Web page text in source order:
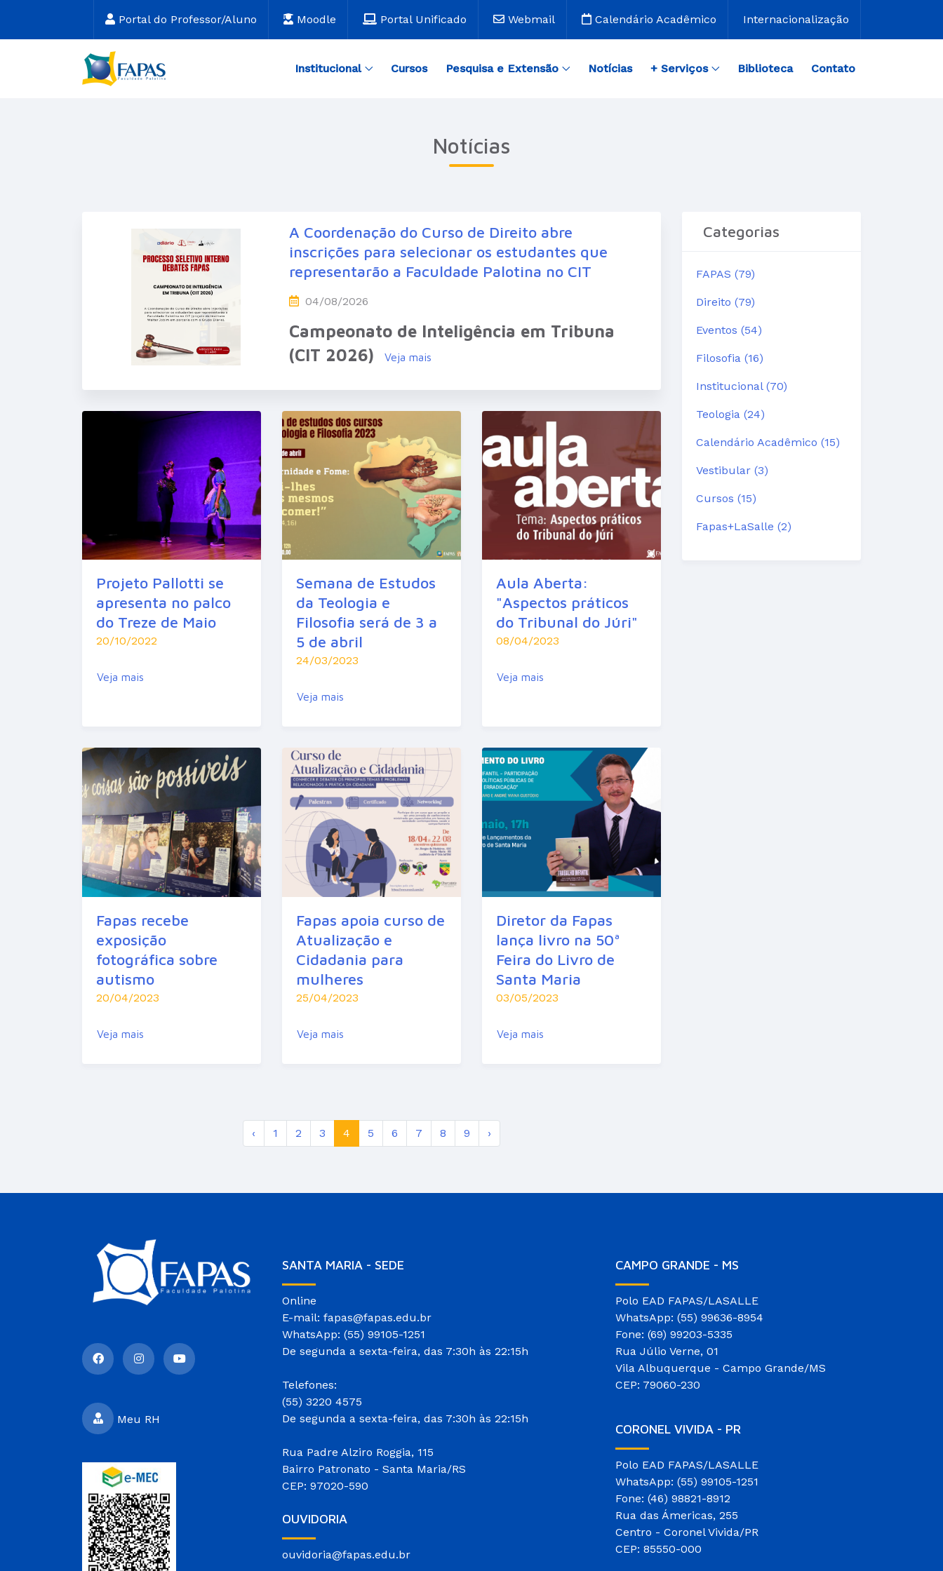
Portal do Professor/Aluno Moodle Portal Unificado Webmail Calendário Acadêmico Internacionalização
Institucional Cursos Pesquisa e Extensão Notícias + Serviços Biblioteca Contato
Notícias
A Coordenação do Curso de Direito abre
inscrições para selecionar os estudantes que
representarão a Faculdade Palotina no CIT
04/08/2026
Campeonato de Inteligência em Tribuna
(CIT 2026)
Veja mais
Projeto Pallotti se
apresenta no palco
do Treze de Maio
20/10/2022
Veja mais
Semana de Estudos
da Teologia e
Filosofia será de 3 a
5 de abril
24/03/2023
Veja mais
Aula Aberta:
"Aspectos práticos
do Tribunal do Júri"
08/04/2023
Veja mais
Fapas recebe
exposição
fotográfica sobre
autismo
20/04/2023
Veja mais
Fapas apoia curso de
Atualização e
Cidadania para
mulheres
25/04/2023
Veja mais
Diretor da Fapas
lança livro na 50ª
Feira do Livro de
Santa Maria
03/05/2023
Veja mais
‹ 1 2 3 4 5 6 7 8 9 ›
Categorias
FAPAS (79)
Direito (79)
Eventos (54)
Filosofia (16)
Institucional (70)
Teologia (24)
Calendário Acadêmico (15)
Vestibular (3)
Cursos (15)
Fapas+LaSalle (2)
Meu RH
SANTA MARIA - SEDE
Online
E-mail: fapas@fapas.edu.br
WhatsApp: (55) 99105-1251
De segunda a sexta-feira, das 7:30h às 22:15h
Telefones:
(55) 3220 4575
De segunda a sexta-feira, das 7:30h às 22:15h
Rua Padre Alziro Roggia, 115
Bairro Patronato - Santa Maria/RS
CEP: 97020-590
OUVIDORIA
ouvidoria@fapas.edu.br
CAMPO GRANDE - MS
Polo EAD FAPAS/LASALLE
WhatsApp: (55) 99636-8954
Fone: (69) 99203-5335
Rua Júlio Verne, 01
Vila Albuquerque - Campo Grande/MS
CEP: 79060-230
CORONEL VIVIDA - PR
Polo EAD FAPAS/LASALLE
WhatsApp: (55) 99105-1251
Fone: (46) 98821-8912
Rua das Ámericas, 255
Centro - Coronel Vivida/PR
CEP: 85550-000